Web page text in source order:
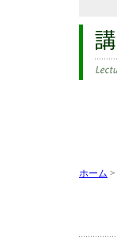
ホーム >